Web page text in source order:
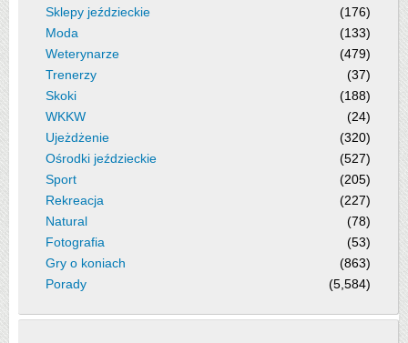
Sklepy jeździeckie
(176)
Moda
(133)
Weterynarze
(479)
Trenerzy
(37)
Skoki
(188)
WKKW
(24)
Ujeżdżenie
(320)
Ośrodki jeździeckie
(527)
Sport
(205)
Rekreacja
(227)
Natural
(78)
Fotografia
(53)
Gry o koniach
(863)
Porady
(5,584)